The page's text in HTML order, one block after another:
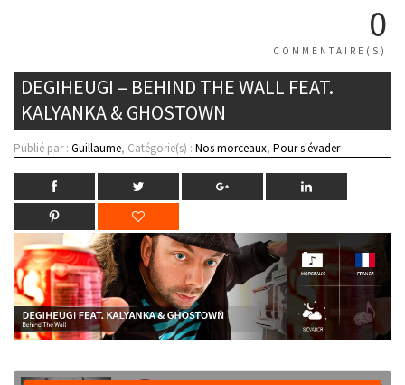
0
COMMENTAIRE(S)
DEGIHEUGI – BEHIND THE WALL FEAT.
KALYANKA & GHOSTOWN
Publié par : Guillaume, Catégorie(s) : Nos morceaux, Pour s'évader